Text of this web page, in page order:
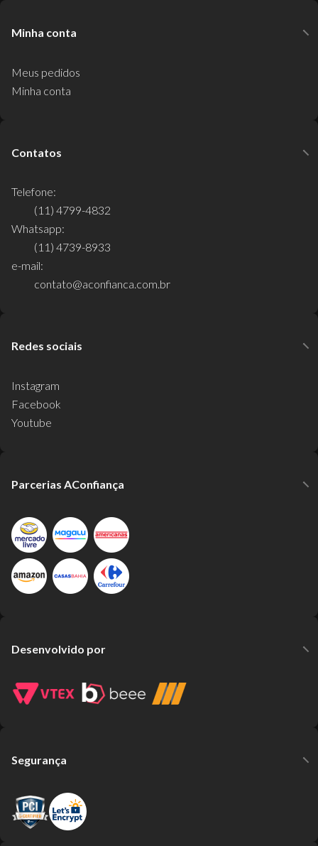
Minha conta
Meus pedidos
Minha conta
Contatos
Telefone:
(11) 4799-4832
Whatsapp:
(11) 4739-8933
e-mail:
contato@aconfianca.com.br
Redes sociais
Instagram
Facebook
Youtube
Parcerias AConfiança
Desenvolvido por
Segurança